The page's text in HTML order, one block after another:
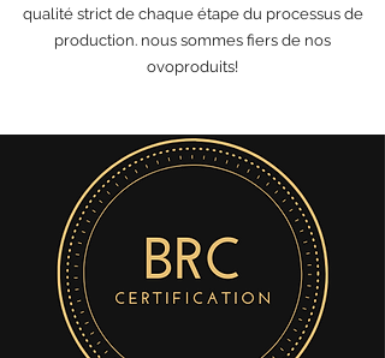
qualité strict de chaque étape du processus de
production. nous sommes fiers de nos
ovoproduits!